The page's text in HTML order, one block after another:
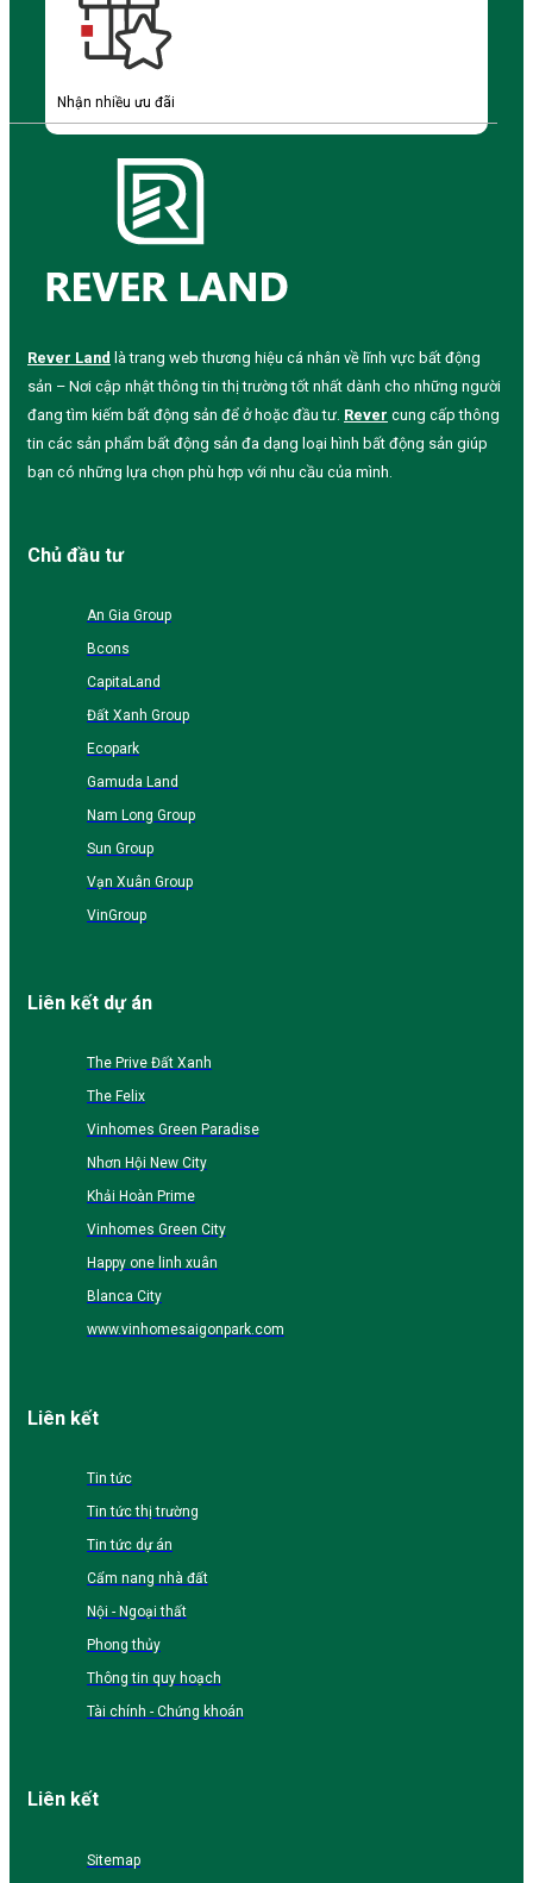
Nhận nhiều ưu đãi
Rever Land là trang web thương hiệu cá nhân về lĩnh vực bất động
sản – Nơi cập nhật thông tin thị trường tốt nhất dành cho những người
đang tìm kiếm bất động sản để ở hoặc đầu tư. Rever cung cấp thông
tin các sản phẩm bất động sản đa dạng loại hình bất động sản giúp
bạn có những lựa chọn phù hợp với nhu cầu của mình.
Chủ đầu tư
An Gia Group
Bcons
CapitaLand
Đất Xanh Group
Ecopark
Gamuda Land
Nam Long Group
Sun Group
Vạn Xuân Group
VinGroup
Liên kết dự án
The Prive Đất Xanh
The Felix
Vinhomes Green Paradise
Nhơn Hội New City
Khải Hoàn Prime
Vinhomes Green City
Happy one linh xuân
Blanca City
www.vinhomesaigonpark.com
Liên kết
Tin tức
Tin tức thị trường
Tin tức dự án
Cẩm nang nhà đất
Nội - Ngoại thất
Phong thủy
Thông tin quy hoạch
Tài chính - Chứng khoán
Liên kết
Sitemap